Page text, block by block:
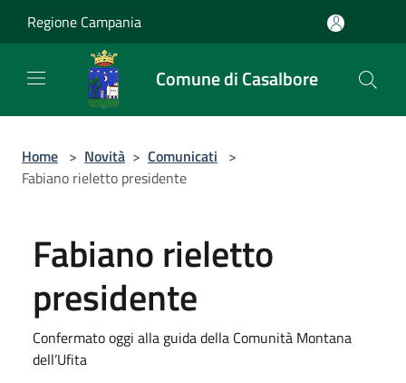
Regione Campania
Comune di Casalbore
Home > Novità > Comunicati >
Fabiano rieletto presidente
Fabiano rieletto
presidente
Confermato oggi alla guida della Comunità Montana
dell’Ufita